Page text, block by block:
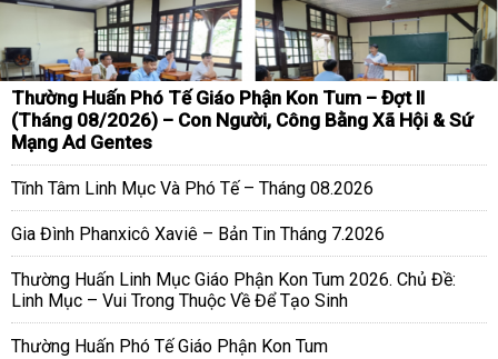
Thường Huấn Phó Tế Giáo Phận Kon Tum – Đợt II
(Tháng 08/2026) – Con Người, Công Bằng Xã Hội & Sứ
Mạng Ad Gentes
Tĩnh Tâm Linh Mục Và Phó Tế – Tháng 08.2026
Gia Đình Phanxicô Xaviê – Bản Tin Tháng 7.2026
Thường Huấn Linh Mục Giáo Phận Kon Tum 2026. Chủ Đề:
Linh Mục – Vui Trong Thuộc Về Để Tạo Sinh
Thường Huấn Phó Tế Giáo Phận Kon Tum